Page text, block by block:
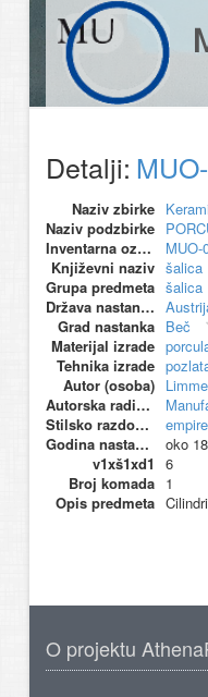
Detalji:
Naziv zbirke
Naziv podzbirke
Inventarna oznaka
MUO-
Književni naziv šalica
Grupa predmeta šalica
Država nastanka
Grad nastanka Beč
Materijal izrade
Tehnika izrade
Autor (osoba)
Autorska radionica (proizvođač)
Stilsko razdoblje
empire
Godina nastanka
oko
v1xš1xd1
6
Broj komada 1
Opis predmeta
O projektu